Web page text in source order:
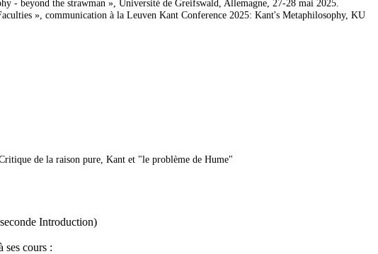
- beyond the strawman », Université de Greifswald, Allemagne, 27-28 mai 2025.
», communication à la Leuven Kant Conference 2025: Kant's Metaphilosophy, KU
de la raison pure, Kant et "le problème de Hume"
Introduction)
ses cours :